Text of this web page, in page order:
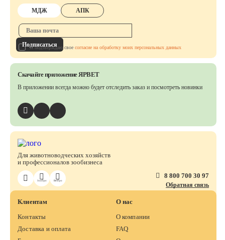
ЗооПро ВетПро
Для животноводческих хозяйств
и профессионалов зообизнеса
8 800 700 30 97
Обратная связь
Клиентам
Контакты
Доставка и оплата
О нас
О компании
FAQ
МДЖ АПК
Подписаться
Я подтверждаю свое согласие на обработку моих персональных данных
Скачайте приложение ЯРВЕТ
В приложении всегда можно будет отследить заказ и посмотреть новинки